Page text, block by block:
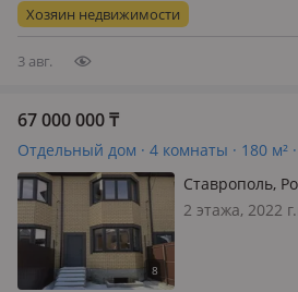
меблирована
спальном
Хозяин недвижимости
3 авг.
67 000 000₸
Отдельный дом · 4 комнаты · 180 м² ·
Ставрополь,
2 этажа, 2022